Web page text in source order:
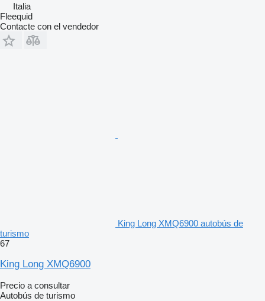
Italia
Fleequid
Contacte con el vendedor
King Long XMQ6900 autobús de
turismo
67
King Long XMQ6900
Precio a consultar
Autobús de turismo